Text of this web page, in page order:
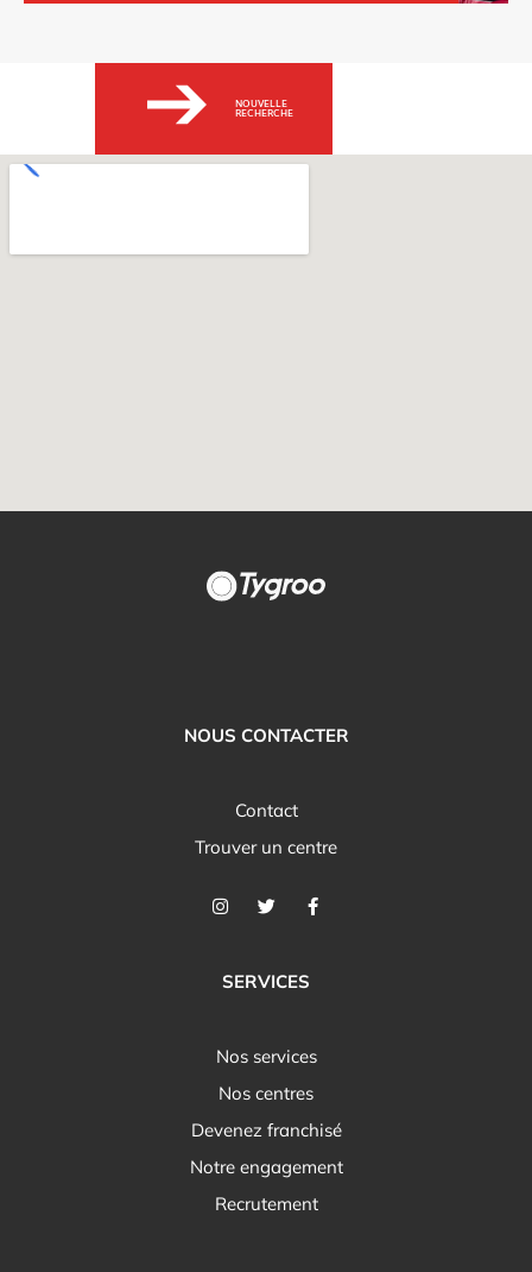
NOUVELLE
RECHERCHE
NOUS CONTACTER
Contact
Trouver un centre
SERVICES
Nos services
Nos centres
Devenez franchisé
Notre engagement
Recrutement